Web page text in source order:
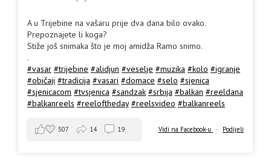
A u Trijebine na vašaru prije dva dana bilo ovako.
Prepoznajete li koga?
Stiže još snimaka što je moj amidža Ramo snimo.
.
#vasar #trijebine #alidjun #veselje #muzika #kolo #igranje
#običaji #tradicija #vasari #domace #selo #sjenica
#sjenicacom #tvsjenica #sandzak #srbija #balkan #reeldana
#balkanreels #reeloftheday #reelsvideo #balkanreels
Vidi na Facebook-u · Podijeli
507 14 19